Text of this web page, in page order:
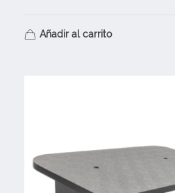
Añadir al carrito